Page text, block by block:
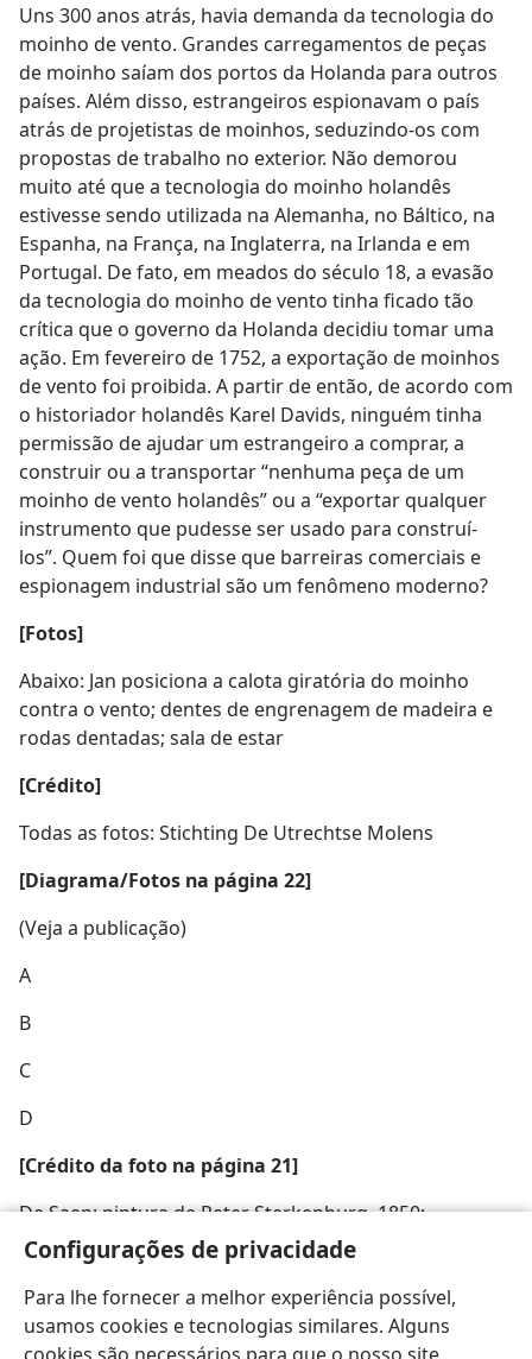
Configurações de privacidade
Para lhe fornecer a melhor experiência possível,
usamos cookies e tecnologias similares. Alguns
Uns 300 anos atrás, havia demanda da tecnologia do
moinho de vento. Grandes carregamentos de peças
de moinho saíam dos portos da Holanda para outros
países. Além disso, estrangeiros espionavam o país
atrás de projetistas de moinhos, seduzindo-os com
propostas de trabalho no exterior. Não demorou
muito até que a tecnologia do moinho holandês
estivesse sendo utilizada na Alemanha, no Báltico, na
Espanha, na França, na Inglaterra, na Irlanda e em
Portugal. De fato, em meados do século 18, a evasão
da tecnologia do moinho de vento tinha ficado tão
crítica que o governo da Holanda decidiu tomar uma
ação. Em fevereiro de 1752, a exportação de moinhos
de vento foi proibida. A partir de então, de acordo com
o historiador holandês Karel Davids, ninguém tinha
permissão de ajudar um estrangeiro a comprar, a
construir ou a transportar “nenhuma peça de um
moinho de vento holandês” ou a “exportar qualquer
instrumento que pudesse ser usado para construí-
los”. Quem foi que disse que barreiras comerciais e
espionagem industrial são um fenômeno moderno?
[Fotos]
Abaixo: Jan posiciona a calota giratória do moinho
contra o vento; dentes de engrenagem de madeira e
rodas dentadas; sala de estar
[Crédito]
Todas as fotos: Stichting De Utrechtse Molens
[Diagrama/Fotos na página 22]
(Veja a publicação)
A
B
C
D
[Crédito da foto na página 21]
De Saen: pintura de Peter Sterkenburg, 1850:
Kooijman Souvenirs & Gifts (Zaanse Schans Holland)